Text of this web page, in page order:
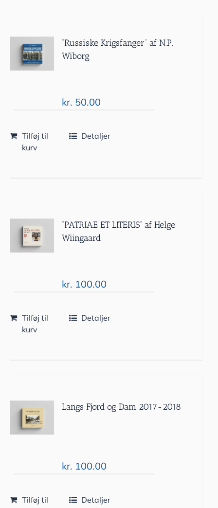
“Russiske Krigsfanger” af N.P.
Wiborg
kr. 50.00
Tilføj til
kurv
Detaljer
“PATRIAE ET LITERIS” af Helge
Wiingaard
kr. 100.00
Tilføj til
kurv
Detaljer
Langs Fjord og Dam 2017-2018
kr. 100.00
Tilføj til
Detaljer